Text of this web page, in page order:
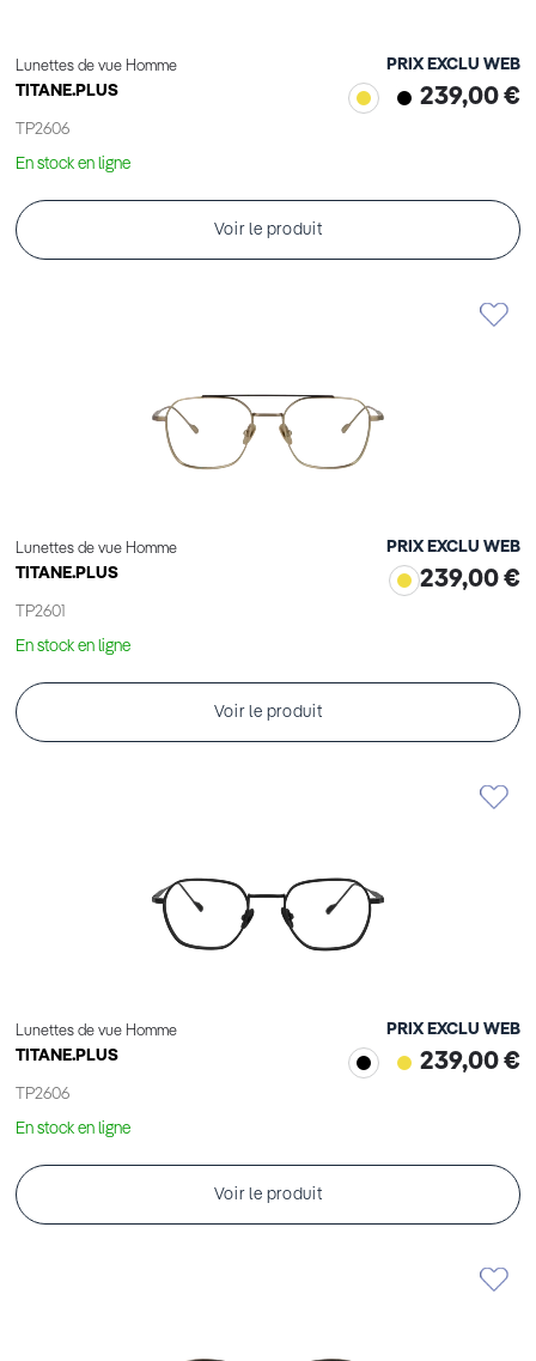
Lunettes de vue Homme
TITANE.PLUS
TP2606
PRIX EXCLU WEB
239,00 €
En stock en ligne
Voir le produit
Lunettes de vue Homme
TITANE.PLUS
TP2601
PRIX EXCLU WEB
239,00 €
En stock en ligne
Voir le produit
Lunettes de vue Homme
TITANE.PLUS
TP2606
PRIX EXCLU WEB
239,00 €
En stock en ligne
Voir le produit